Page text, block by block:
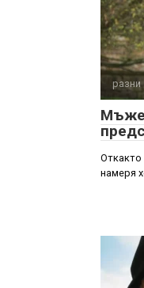
разни
Откакто
намеря